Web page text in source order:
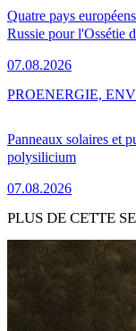
Quatre pays
Russie pour l'Ossétie
07.08.2026
Panneaux solaires et
polysilicium
07.08.2026
PROENERGIE,
PLUS DE CETTE